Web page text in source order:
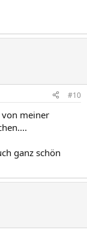
#10
von meiner
ganz schön